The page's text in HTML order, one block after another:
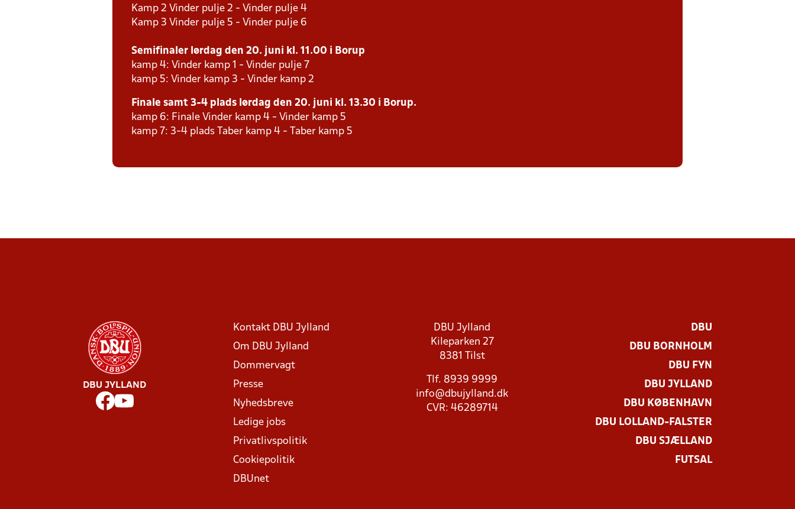
Kamp 2 Vinder pulje 2 - Vinder pulje 4
Kamp 3 Vinder pulje 5 - Vinder pulje 6
Semifinaler lørdag den 20. juni kl. 11.00 i Borup
kamp 4: Vinder kamp 1 - Vinder pulje 7
kamp 5: Vinder kamp 3 - Vinder kamp 2
Finale samt 3-4 plads lørdag den 20. juni kl. 13.30 i Borup.
kamp 6: Finale Vinder kamp 4 - Vinder kamp 5
kamp 7: 3-4 plads Taber kamp 4 - Taber kamp 5
DBU JYLLAND
Kontakt DBU Jylland
Om DBU Jylland
Dommervagt
Presse
Nyhedsbreve
Ledige jobs
Privatlivspolitik
Cookiepolitik
DBUnet
DBU Jylland
Kileparken 27
8381 Tilst
Tlf. 8939 9999
info@dbujylland.dk
CVR: 46289714
DBU
DBU BORNHOLM
DBU FYN
DBU JYLLAND
DBU KØBENHAVN
DBU LOLLAND-FALSTER
DBU SJÆLLAND
FUTSAL